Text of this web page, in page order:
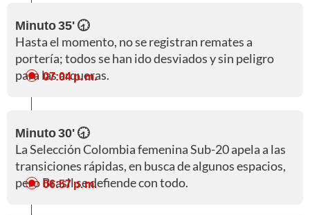
Minuto 35' 🕣
Hasta el momento, no se registran remates a
portería; todos se han ido desviados y sin peligro
para las arqueras.
07:04 p. m.
Minuto 30' 🕣
La Selección Colombia femenina Sub-20 apela a las
transiciones rápidas, en busca de algunos espacios,
pero Brasil se defiende con todo.
06:57 p. m.